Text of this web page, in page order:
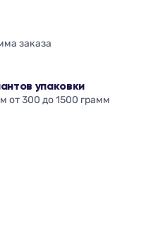
заказа
упаковки
от 300 до 1500 грамм